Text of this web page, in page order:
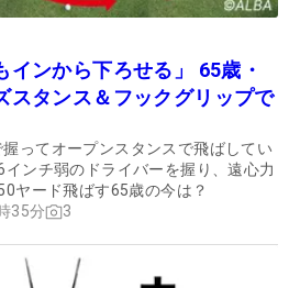
インから下ろせる」 65歳・
スタンス＆フックグリップで
握ってオープンスタンスで飛ばしてい
ンチ弱のドライバーを握り、遠心力
ヤード飛ばす65歳の今は？
35分
3